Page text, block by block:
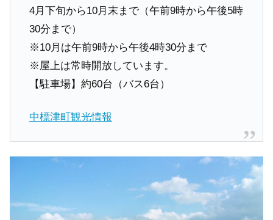
4月下旬から10月末まで（午前9時から午後5時
30分まで）
※10月は午前9時から午後4時30分まで
※屋上は常時開放しています。
【駐車場】約60台（バス6台）
中標津町観光情報